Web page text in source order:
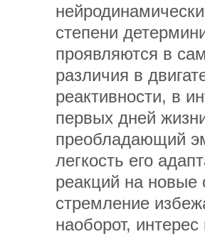
степени
проявляются в
различия в
реактивности, в
первых дней
преобладающий
легкость его
реакций на новые
стремление
наоборот,